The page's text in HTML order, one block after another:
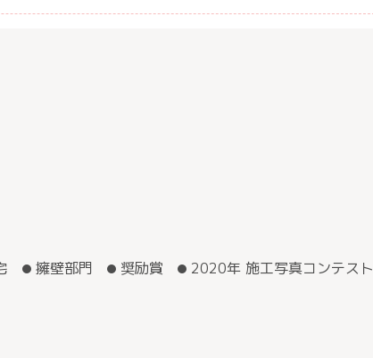
擁壁部門 奨励賞
2020年 施工写真コンテスト